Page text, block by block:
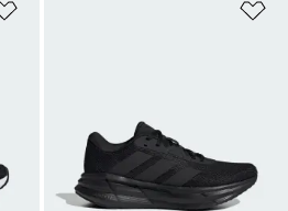
Προσθήκη στη Λίστα Επιθυμιών